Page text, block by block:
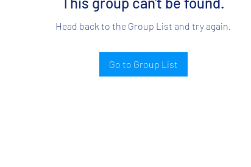
Head back to the Group List and try again.
Go to Group List